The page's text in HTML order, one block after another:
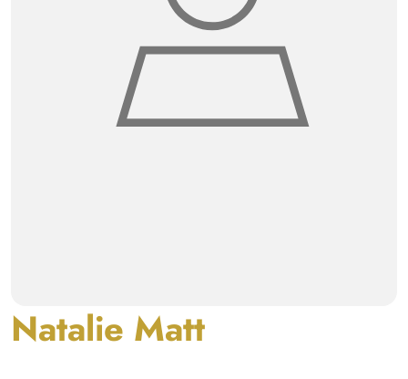
Natalie Matt